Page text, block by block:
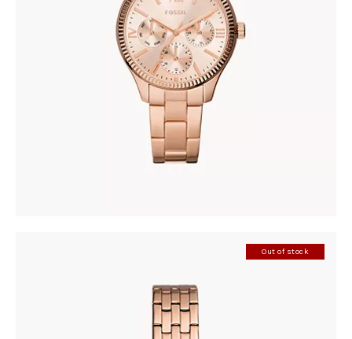
FOSSIL BQ3691
345.00 KM
Out of stock